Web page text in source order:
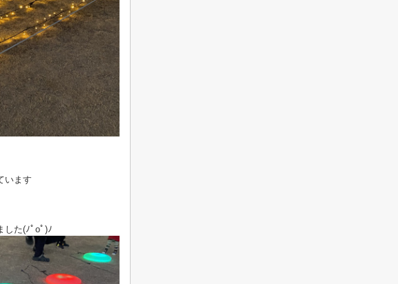
います
した(ﾉﾟοﾟ)ﾉ